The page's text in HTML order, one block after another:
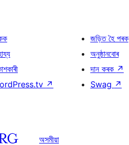
↗
জড়িত হৈ পৰক
অনুষ্ঠানবোৰ
দান কৰক ↗
Swag ↗
অসমীয়া